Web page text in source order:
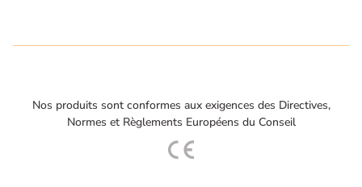
Nos produits sont conformes aux exigences des Directives,
Normes et Règlements Européens du Conseil